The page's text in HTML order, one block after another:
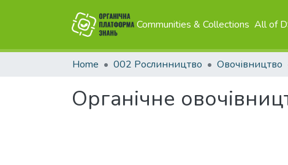
Communities & Collections All of
Home 002 Рослинництво Овочівництво
Органічне